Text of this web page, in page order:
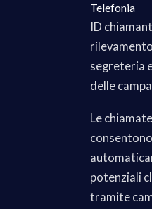
Telefonia
ID
segreteria
delle
Le
potenziali
tramite